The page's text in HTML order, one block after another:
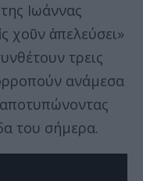
Ιωάννας
χοῦν ἀπελεύσει»
τρεις
ανάμεσα
αποτυπώνοντας
του σήμερα.